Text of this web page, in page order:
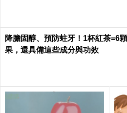
降膽固醇、預防蛀牙！1杯紅茶=6
果，還具備這些成分與功效